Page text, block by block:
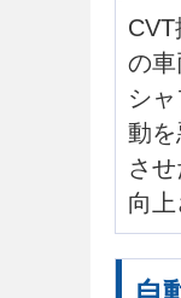
の
シ
動
さ
向上